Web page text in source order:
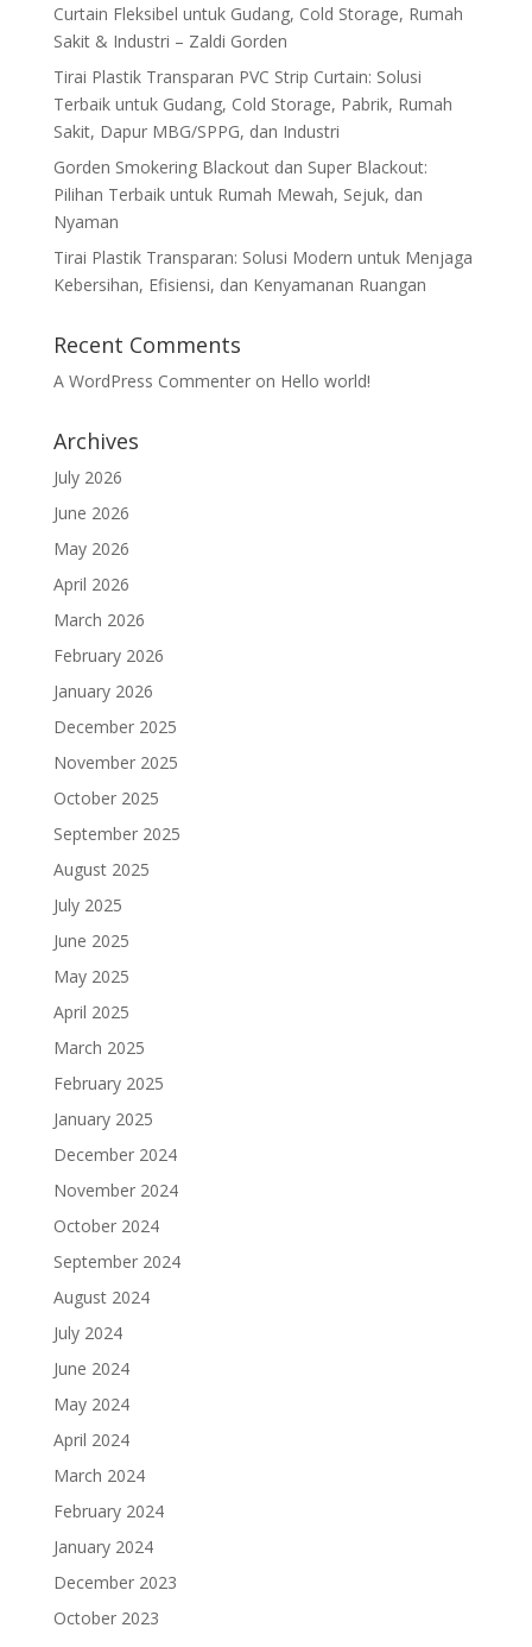
Curtain Fleksibel untuk Gudang, Cold Storage, Rumah
Sakit & Industri – Zaldi Gorden
Tirai Plastik Transparan PVC Strip Curtain: Solusi
Terbaik untuk Gudang, Cold Storage, Pabrik, Rumah
Sakit, Dapur MBG/SPPG, dan Industri
Gorden Smokering Blackout dan Super Blackout:
Pilihan Terbaik untuk Rumah Mewah, Sejuk, dan
Nyaman
Tirai Plastik Transparan: Solusi Modern untuk Menjaga
Kebersihan, Efisiensi, dan Kenyamanan Ruangan
Recent Comments
A WordPress Commenteron Hello world!
Archives
July 2026
June 2026
May 2026
April 2026
March 2026
February 2026
January 2026
December 2025
November 2025
October 2025
September 2025
August 2025
July 2025
June 2025
May 2025
April 2025
March 2025
February 2025
January 2025
December 2024
November 2024
October 2024
September 2024
August 2024
July 2024
June 2024
May 2024
April 2024
March 2024
February 2024
January 2024
December 2023
October 2023